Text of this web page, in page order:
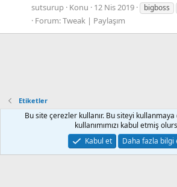
sutsurup Konu 12 Nis 2019 bigboss
Forum:Tweak | Paylaşım
Etiketler
Türkçe (TR)
Gizlilik Yardım Ana
Bu site çerezler kullanır. Bu siteyi
kullanımımızı kabul etmiş
Kabul et
Daha fazla bilgi